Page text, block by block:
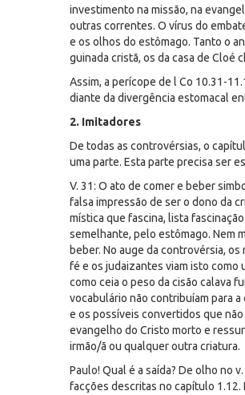
investimento na missão, na
outras correntes. O vírus do
e os olhos do estômago. Tanto o
guinada cristã, os da casa de Cloé
Assim, a perícope de l Co 10.31-
diante da divergência estomacal
2. Imitadores
De todas as controvérsias, o
uma parte. Esta parte precisa ser
V. 31: O ato de comer e beber
falsa impressão de ser o dono da
mística que fascina, lista
semelhante, pelo estômago. Nem
beber. No auge da controvérsia,
fé e os judaizantes viam isto como
como ceia o peso da cisão calava
vocabulário não contribuíam para
e os possíveis convertidos que
evangelho do Cristo morto e
irmão/ã ou qualquer outra criatura.
Paulo! Qual é a saída? De olho no
facções descritas no capítulo 1.12.